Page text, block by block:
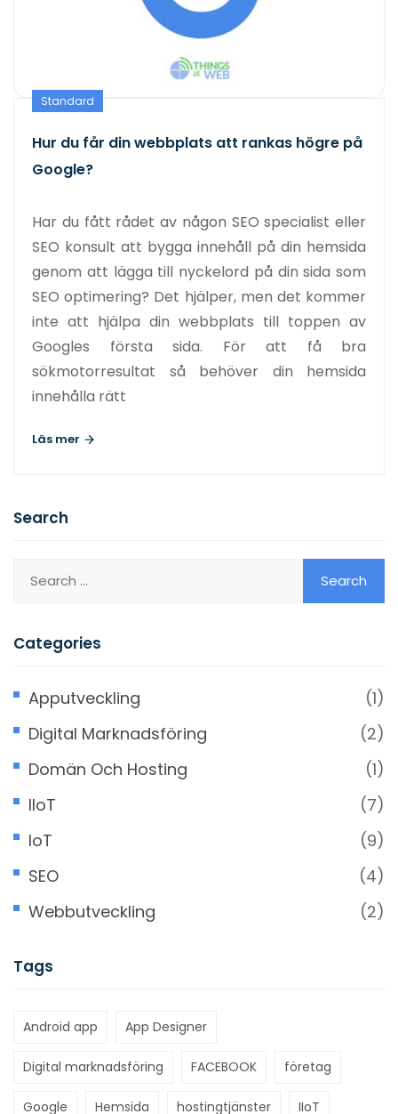
Standard
Hur du får din webbplats att rankas högre på
Google?
Har du fått rådet av någon SEO specialist eller
SEO konsult att bygga innehåll på din hemsida
genom att lägga till nyckelord på din sida som
SEO optimering? Det hjälper, men det kommer
inte att hjälpa din webbplats till toppen av
Googles första sida. För att få bra
sökmotorresultat så behöver din hemsida
innehålla rätt
Läs mer
Search
Categories
Apputveckling
(1)
Digital Marknadsföring
(2)
Domän Och Hosting
(1)
IIoT
(7)
IoT
(9)
SEO
(4)
Webbutveckling
(2)
Tags
Android app App Designer
Digital marknadsföring FACEBOOK företag
Google Hemsida hostingtjänster IIoT